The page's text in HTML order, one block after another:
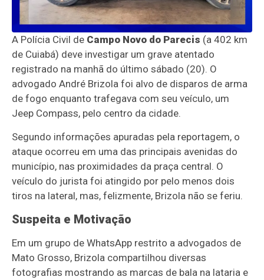
A Polícia Civil de Campo Novo do Parecis (a 402 km
de Cuiabá) deve investigar um grave atentado
registrado na manhã do último sábado (20). O
advogado André Brizola foi alvo de disparos de arma
de fogo enquanto trafegava com seu veículo, um
Jeep Compass, pelo centro da cidade.
Segundo informações apuradas pela reportagem, o
ataque ocorreu em uma das principais avenidas do
município, nas proximidades da praça central. O
veículo do jurista foi atingido por pelo menos dois
tiros na lateral, mas, felizmente, Brizola não se feriu.
Suspeita e Motivação
Em um grupo de WhatsApp restrito a advogados de
Mato Grosso, Brizola compartilhou diversas
fotografias mostrando as marcas de bala na lataria e